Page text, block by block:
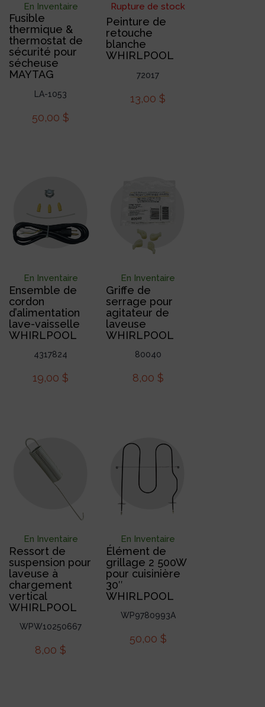
En Inventaire
Fusible
thermique &
thermostat de
sécurité pour
sécheuse
MAYTAG
LA-1053
50,00 $
Rupture de stock
Peinture de
retouche
blanche
WHIRLPOOL
72017
13,00 $
En Inventaire
Ensemble de
cordon
d’alimentation
lave-vaisselle
WHIRLPOOL
4317824
19,00 $
En Inventaire
Griffe de
serrage pour
agitateur de
laveuse
WHIRLPOOL
80040
8,00 $
En Inventaire
Ressort de
suspension pour
laveuse à
chargement
vertical
WHIRLPOOL
WPW10250667
8,00 $
En Inventaire
Élément de
grillage 2 500W
pour cuisinière
30″
WHIRLPOOL
WP9780993A
50,00 $